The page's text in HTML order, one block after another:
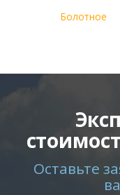
Болотное
Оставьте